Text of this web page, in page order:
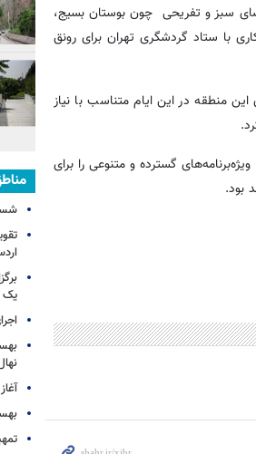
سبز و تفریحی چون بوستان بسیج،
منطقه در همکاری با ستاد گردشگری تهران برای رونق
منطقه۱۴، از برنامه‌ریزی و فعالیت‌های این منطقه در این ایام متناسب با نیاز
وی ضمن تشریح ویژه‌برنامه‌های نوروز ۱۴۰۲، گفت: این ستاد باتوجه به تقارن ماه مبارک رمضان با نوروز ۱۴۰۲ ویژه‌برنامه‌های گسترده و متنوعی را برای
بود.
شستشوی ۸۰
یک